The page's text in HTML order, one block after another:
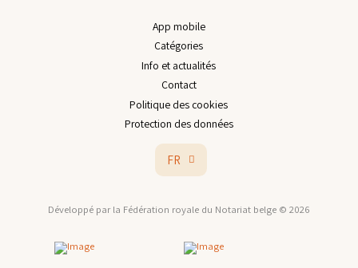
App mobile
Catégories
Info et actualités
Contact
Politique des cookies
Protection des données
FR
Développé par la Fédération royale du Notariat belge © 2026